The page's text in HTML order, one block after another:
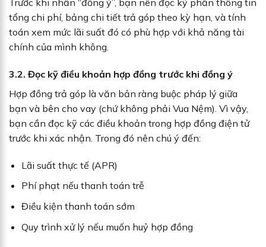
Trước khi nhấn “đồng ý”, bạn nên đọc kỹ phần thông tin
tổng chi phí, bảng chi tiết trả góp theo kỳ hạn, và tính
toán xem mức lãi suất đó có phù hợp với khả năng tài
chính của mình không.
3.2. Đọc kỹ điều khoản hợp đồng trước khi đồng ý
Hợp đồng trả góp là văn bản ràng buộc pháp lý giữa
bạn và bên cho vay (chứ không phải Vua Nệm). Vì vậy,
bạn cần đọc kỹ các điều khoản trong hợp đồng điện tử
trước khi xác nhận. Trong đó nên chú ý đến:
Lãi suất thực tế (APR)
Phí phạt nếu thanh toán trễ
Điều kiện thanh toán sớm
Quy trình xử lý nếu muốn huỷ hợp đồng